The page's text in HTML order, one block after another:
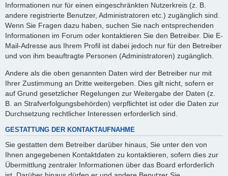
Informationen nur für einen eingeschränkten Nutzerkreis (z. B.
andere registrierte Benutzer, Administratoren etc.) zugänglich sind.
Wenn Sie Fragen dazu haben, suchen Sie nach entsprechenden
Informationen im Forum oder kontaktieren Sie den Betreiber. Die E-
Mail-Adresse aus Ihrem Profil ist dabei jedoch nur für den Betreiber
und von ihm beauftragte Personen (Administratoren) zugänglich.
Andere als die oben genannten Daten wird der Betreiber nur mit
Ihrer Zustimmung an Dritte weitergeben. Dies gilt nicht, sofern er
auf Grund gesetzlicher Regelungen zur Weitergabe der Daten (z.
B. an Strafverfolgungsbehörden) verpflichtet ist oder die Daten zur
Durchsetzung rechtlicher Interessen erforderlich sind.
GESTATTUNG DER KONTAKTAUFNAHME
Sie gestatten dem Betreiber darüber hinaus, Sie unter den von
Ihnen angegebenen Kontaktdaten zu kontaktieren, sofern dies zur
Übermittlung zentraler Informationen über das Board erforderlich